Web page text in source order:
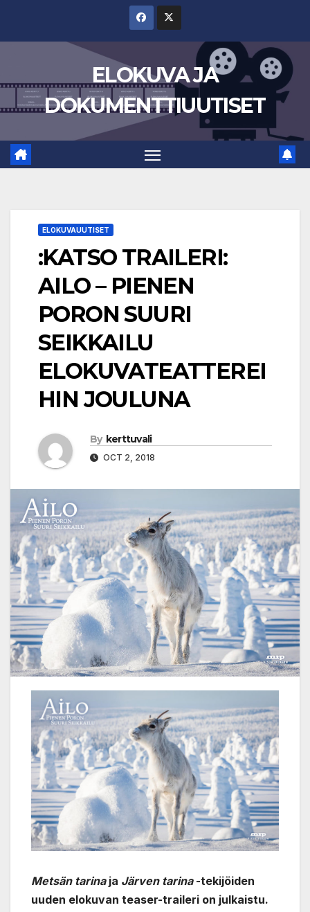
ELOKUVA JA
DOKUMENTTIUUTISET
ELOKUVAUUTISET
:KATSO TRAILERI:
AILO – PIENEN
PORON SUURI
SEIKKAILU
ELOKUVATEATTEREI
HIN JOULUNA
By kerttuvali
OCT 2, 2018
Metsän tarinaja Järven tarina-tekijöiden
uuden elokuvan teaser-traileri on julkaistu.